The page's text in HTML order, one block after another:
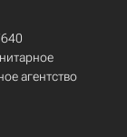
агентство